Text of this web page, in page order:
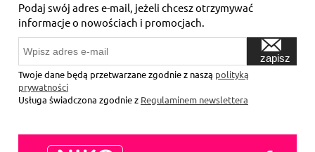
Podaj swój adres e-mail, jeżeli chcesz otrzymywać
informacje o nowościach i promocjach.
zapisz
Twoje dane będą przetwarzane zgodnie z naszą polityką
prywatności
Usługa świadczona zgodnie z Regulaminem newslettera